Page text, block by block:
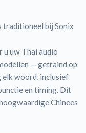
traditioneel bij Sonix
u uw Thai audio
— getraind op
woord, inclusief
en timing. Dit
Chinees